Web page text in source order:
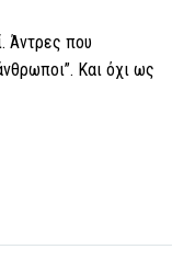
Άντρες που
Και όχι ως